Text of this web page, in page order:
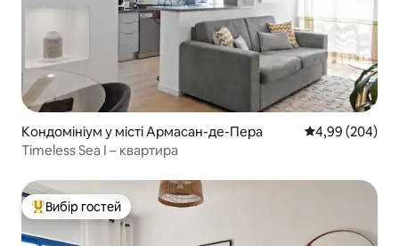
Кондомініум у місті Армасан-де-Пера Середня
4,99 (204)
Timeless Sea I – квартира
Топ вибір гостей
Вибір гостей